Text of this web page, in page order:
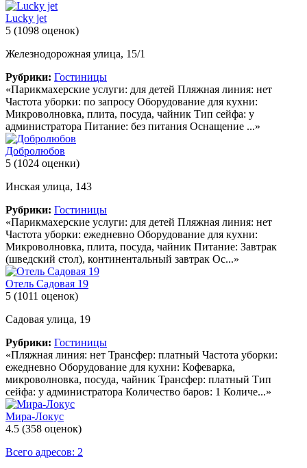
Lucky jet
5 (1098 оценок)
Железнодорожная улица, 15/1
Рубрики: Гостиницы
«Парикмахерские услуги: для детей Пляжная линия: нет
Частота уборки: по запросу Оборудование для кухни:
Микроволновка, плита, посуда, чайник Тип сейфа: у
администратора Питание: без питания Оснащение ...»
Добролюбов
5 (1024 оценки)
Инская улица, 143
Рубрики: Гостиницы
«Парикмахерские услуги: для детей Пляжная линия: нет
Частота уборки: ежедневно Оборудование для кухни:
Микроволновка, плита, посуда, чайник Питание: Завтрак
(шведский стол), континентальный завтрак Ос...»
Отель Садовая 19
5 (1011 оценок)
Садовая улица, 19
Рубрики: Гостиницы
«Пляжная линия: нет Трансфер: платный Частота уборки:
ежедневно Оборудование для кухни: Кофеварка,
микроволновка, посуда, чайник Трансфер: платный Тип
сейфа: у администратора Количество баров: 1 Количе...»
Мира-Локус
4.5 (358 оценок)
Всего адресов: 2